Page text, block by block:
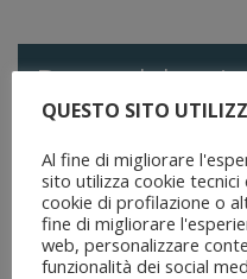
Potrebbe
QUESTO SITO
Al fine di migliorare
sito utilizza cookie
cookie di profilazione o
fine di migliorare
web, personalizzare
funzionalità dei social